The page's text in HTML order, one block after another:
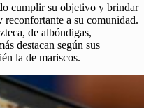
cumplir su objetivo y brindar
a su comunidad.
de albóndigas,
destacan según sus
la de mariscos.